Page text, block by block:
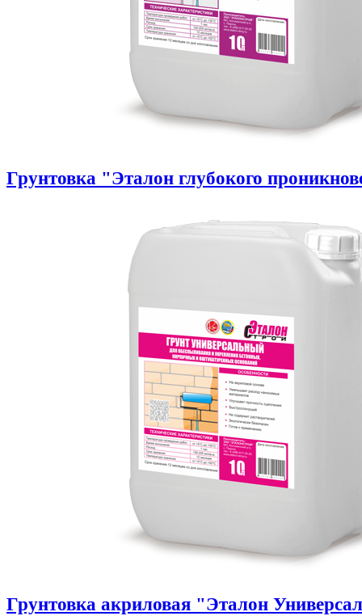
Грунтовка "Эталон глубокого
Грунтовка акриловая "Эталон